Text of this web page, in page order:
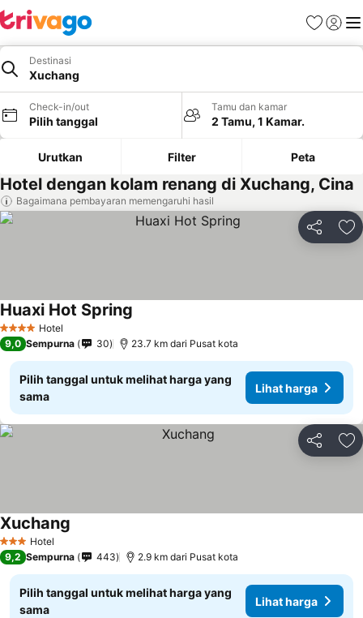
FavoritLogin
Destinasi
Xuchang
Check-in/out
Pilih tanggal
Tamu dan kamar
2 Tamu, 1 Kamar.
Urutkan Filter Peta
Hotel dengan kolam renang di Xuchang, Cina
Bagaimana pembayaran memengaruhi hasil
Bagikan
4 BintangHotel
Huaxi Hot Spring
9,0 Sempurna 30 23.7 km dari Pusat kota
Pilih tanggal untuk melihat harga yang
sama
Lihat harga
Bagikan
3 BintangHotel
Xuchang
9,2 Sempurna 443 2.9 km dari Pusat kota
Pilih tanggal untuk melihat harga yang
sama
Lihat harga